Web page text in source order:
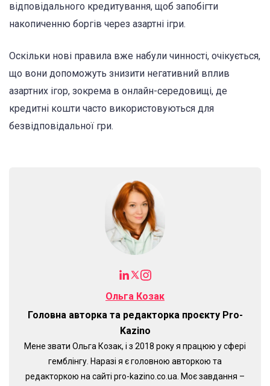
відповідального кредитування, щоб запобігти
накопиченню боргів через азартні ігри.
Оскільки нові правила вже набули чинності, очікується,
що вони допоможуть знизити негативний вплив
азартних ігор, зокрема в онлайн-середовищі, де
кредитні кошти часто використовуються для
безвідповідальної гри.
Ольга Козак
Головна авторка та редакторка проєкту Pro-
Kazino
Мене звати Ольга Козак, і з 2018 року я працюю у сфері
гемблінгу. Наразі я є головною авторкою та
редакторкою на сайті pro-kazino.co.ua. Моє завдання –